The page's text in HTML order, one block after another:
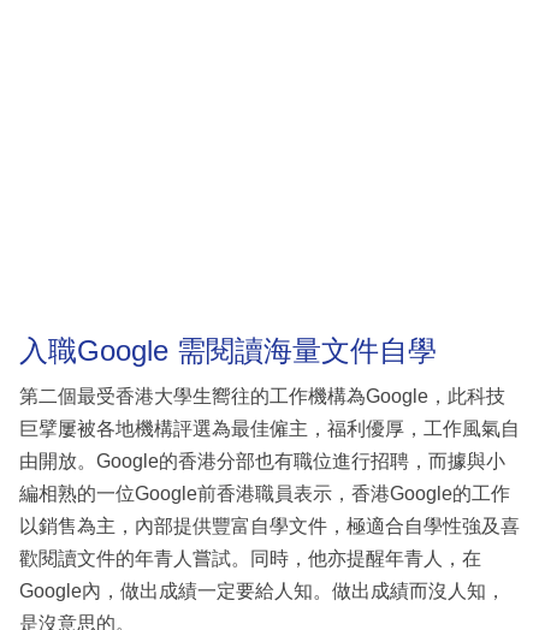
入職Google 需閱讀海量文件自學
第二個最受香港大學生嚮往的工作機構為Google，此科技
巨擘屢被各地機構評選為最佳僱主，福利優厚，工作風氣自
由開放。Google的香港分部也有職位進行招聘，而據與小
編相熟的一位Google前香港職員表示，香港Google的工作
以銷售為主，內部提供豐富自學文件，極適合自學性強及喜
歡閱讀文件的年青人嘗試。同時，他亦提醒年青人，在
Google內，做出成績一定要給人知。做出成績而沒人知，
是沒意思的。